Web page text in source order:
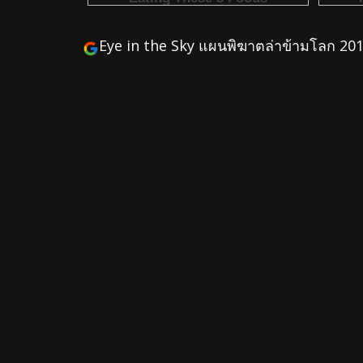
Eye in the Sky แผนพิฆาตล่าข้ามโลก